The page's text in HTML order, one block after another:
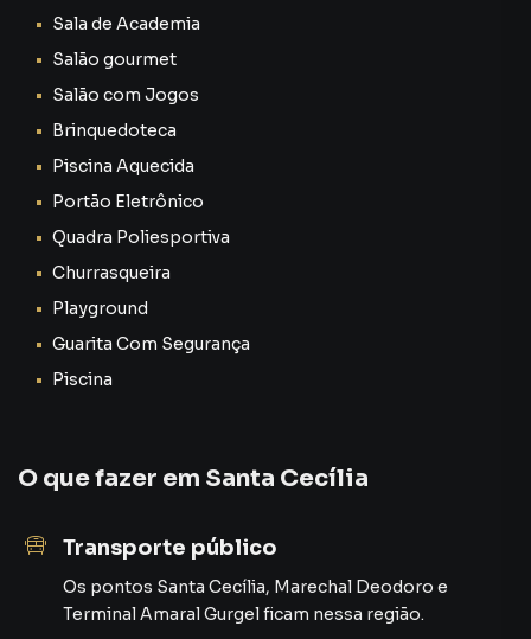
Sala de Academia
Salão gourmet
Salão com Jogos
Brinquedoteca
Piscina Aquecida
Portão Eletrônico
Quadra Poliesportiva
Churrasqueira
Playground
Guarita Com Segurança
Piscina
O que fazer em Santa Cecília
Transporte público
Os pontos Santa Cecília, Marechal Deodoro e
Terminal Amaral Gurgelficam nessa região.